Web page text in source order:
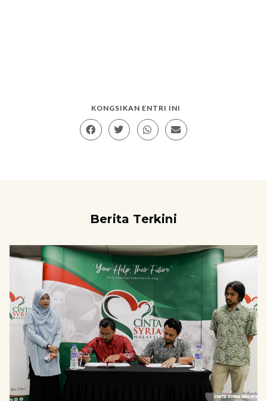
KONGSIKAN ENTRI INI
Berita Terkini